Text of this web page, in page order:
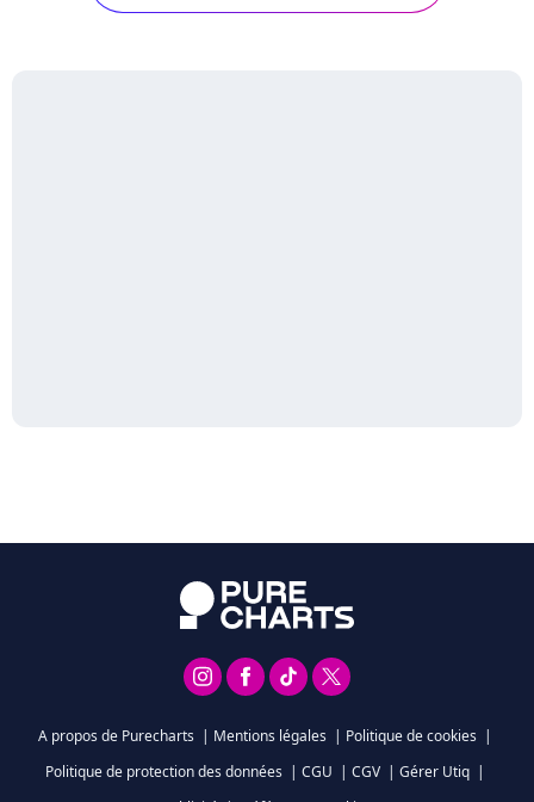
A propos de Purecharts | Mentions légales | Politique de cookies |
Politique de protection des données | CGU | CGV | Gérer Utiq |